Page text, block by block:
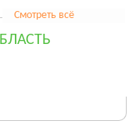
Смотреть всё
Смотреть всё